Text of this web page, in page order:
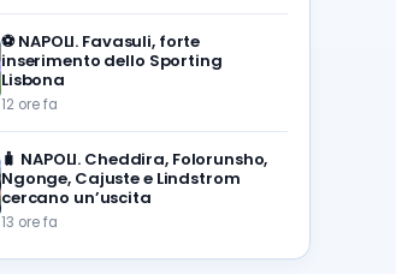
⚽️ NAPOLI. Favasuli, forte
inserimento dello Sporting
Lisbona
12 ore fa
🧳 NAPOLI. Cheddira, Folorunsho,
Ngonge, Cajuste e Lindstrom
cercano un’uscita
13 ore fa